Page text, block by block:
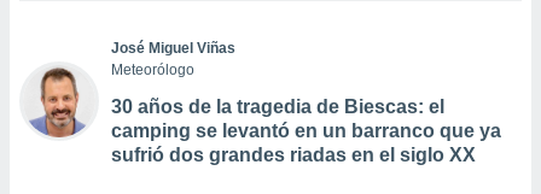
José Miguel Viñas
Meteorólogo
30 años de la tragedia de Biescas: el
camping se levantó en un barranco que ya
sufrió dos grandes riadas en el siglo XX